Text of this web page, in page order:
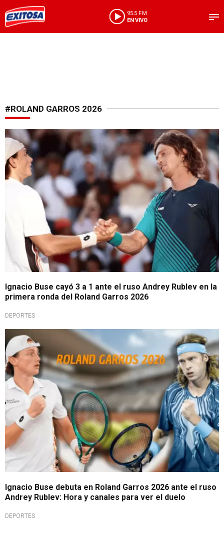
95.5 FM
EN VIVO
#ROLAND GARROS 2026
Se despidió del Grand Slam
Ignacio Buse cayó 3 a 1 ante el ruso Andrey Rublev en la
primera ronda del Roland Garros 2026
DEPORTES
Día importante para 'Nacho'
Ignacio Buse debuta en Roland Garros 2026 ante el ruso
Andrey Rublev: Hora y canales para ver el duelo
DEPORTES